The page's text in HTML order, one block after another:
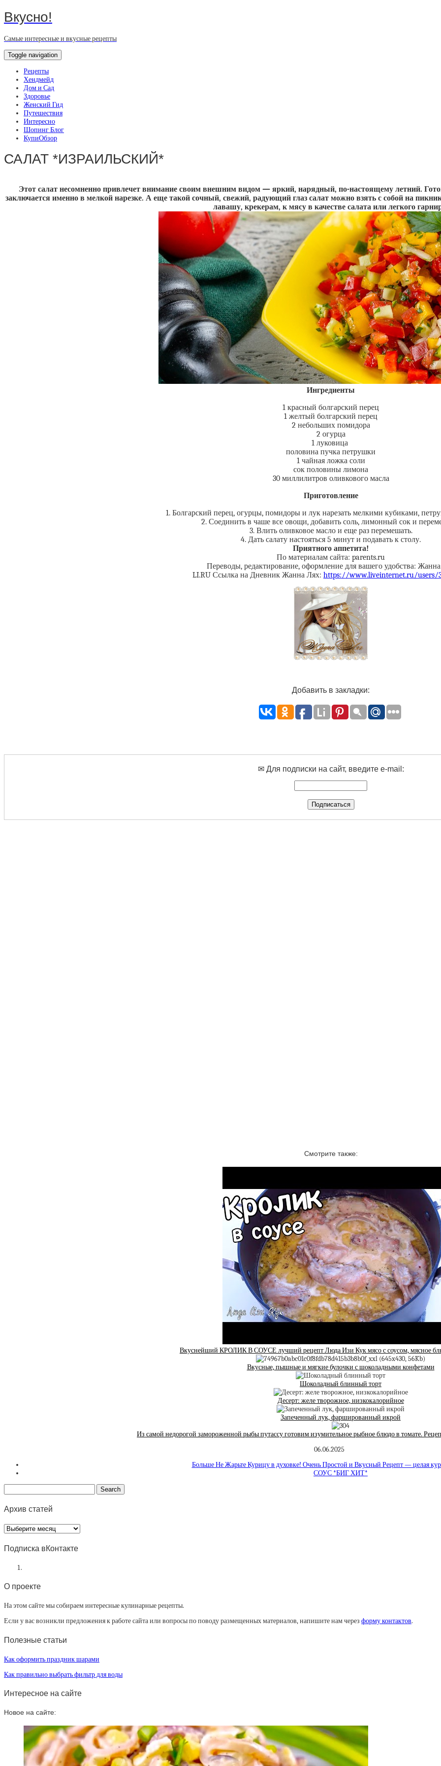
Вкусно!
Самые интересные и вкусные рецепты
Toggle navigation
Рецепты
Хендмейд
Дом и Сад
Здоровье
Женский Гид
Путешествия
Интересно
Шопинг Блог
КупиОбзор
САЛАТ *ИЗРАИЛЬСКИЙ*
Этот салат несомненно привлечет внимание своим внешним видом — яркий, нарядный, по-настоящему летний.
заключается именно в мелкой нарезке. А еще такой сочный, свежий, радующий глаз салат можно взять с собой на
лавашу, крекерам, к мясу в качестве салата или легкого
Ингредиенты
1 красный болгарский перец
1 желтый болгарский перец
2 небольших помидора
2 огурца
1 луковица
половина пучка петрушки
1 чайная ложка соли
сок половины лимона
30 миллилитров оливкового масла
Приготовление
1. Болгарский перец, огурцы, помидоры и лук нарезать мелкими кубиками,
2. Соединить в чаше все овощи, добавить соль, лимонный сок и
3. Влить оливковое масло и еще раз перемешать.
4. Дать салату настояться 5 минут и подавать к столу.
Приятного аппетита!
По материалам сайта: parents.ru
Переводы, редактирование, оформление для вашего удобства:
LI.RU Ссылка на Дневник Жанна Лях: https://www.liveinternet.ru/users/
Добавить в закладки:
✉ Для подписки на сайт, введите e-mail:
Смотрите также:
Вкуснейший КРОЛИК В СОУСЕ лучший рецепт Люда Изи Кук мясо с соусом, мясное
Вкусные, пышные и мягкие булочки с шоколадными конфетами
Шоколадный блинный торт
Десерт: желе творожное, низкокалорийное
Запеченный лук, фаршированный икрой
Из самой недорогой замороженной рыбы путассу готовим изумительное рыбное блюдо в томате.
06.06.2025
Больше Не Жарьте Курицу в духовке! Очень Простой и Вкусный Рецепт — целая
СОУС *БИГ ХИТ*
Архив статей
Архив
статей
Подписка вКонтакте
О проекте
На этом сайте мы собираем интересные кулинарные рецепты.
Если у вас возникли предложения к работе сайта или вопросы по поводу размещенных материалов, напишите нам через форму контактов.
Полезные статьи
Как оформить праздник шарами
Как правильно выбрать фильтр для воды
Интересное на сайте
Новое на сайте: